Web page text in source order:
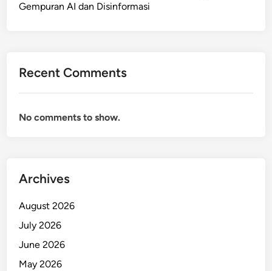
Gempuran AI dan Disinformasi
Recent Comments
No comments to show.
Archives
August 2026
July 2026
June 2026
May 2026